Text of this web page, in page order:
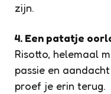
zijn.
4. Een patatje
Risotto, helemaal
passie en
proef je erin terug.